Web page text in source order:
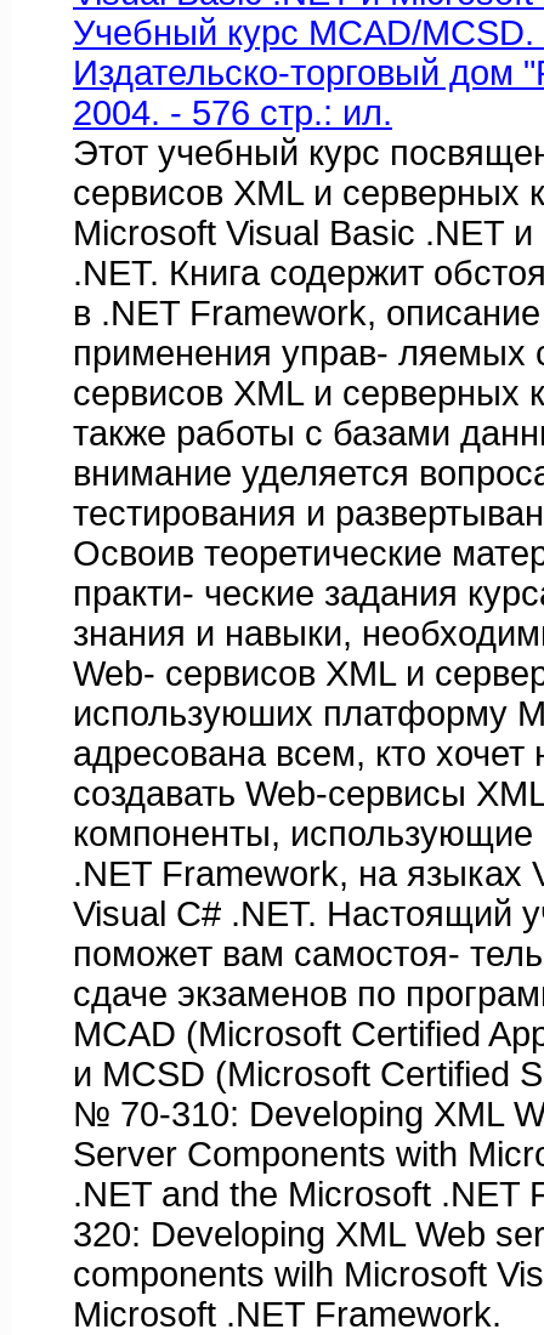
Учебный курс MCAD/
Издательско-торговый дом
2004. - 576 стр.: ил.
Этот учебный курс
сервисов XML и серверных
Microsoft Visual Basic .NET
.NET. Книга содержит
в .NET Framework,
применения управ- ляемых
сервисов XML и серверных
также работы с базами
внимание уделяется
тестирования и
Освоив теоретические
практи- ческие задания
знания и навыки,
Web- сервисов XML и
используюших платформу
адресована всем, кто хочет
создавать Web-сервисы
компоненты, использующие
.NET Framework, на языках
Visual С# .NET. Настоящий
поможет вам самостоя-
сдаче экзаменов по
MCAD (Microsoft Certified
и MCSD (Microsoft Certified
№ 70-310: Developing XML
Server Components with
.NET and the Microsoft
320: Developing XML Web
components wilh Microsoft
Microsoft .NET Framework.